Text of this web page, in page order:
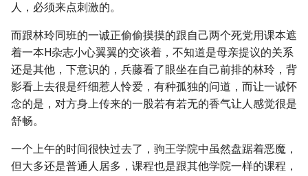
人，必须来点刺激的。
而跟林玲同班的一诚正偷偷摸摸的跟自己两个死党用课本遮
着一本H杂志小心翼翼的交谈着，不知道是母亲提议的关系
还是其他，下意识的，兵藤看了眼坐在自己前排的林玲，背
影看上去很是纤细惹人怜爱，有种孤独的问道，而让一诚怀
念的是，对方身上传来的一股若有若无的香气让人感觉很是
舒畅。
一个上午的时间很快过去了，驹王学院中虽然盘踞着恶魔，
但大多还是普通人居多，课程也是跟其他学院一样的课程，